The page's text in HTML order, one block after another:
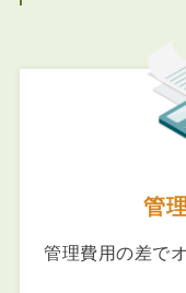
管
管理費用の差で